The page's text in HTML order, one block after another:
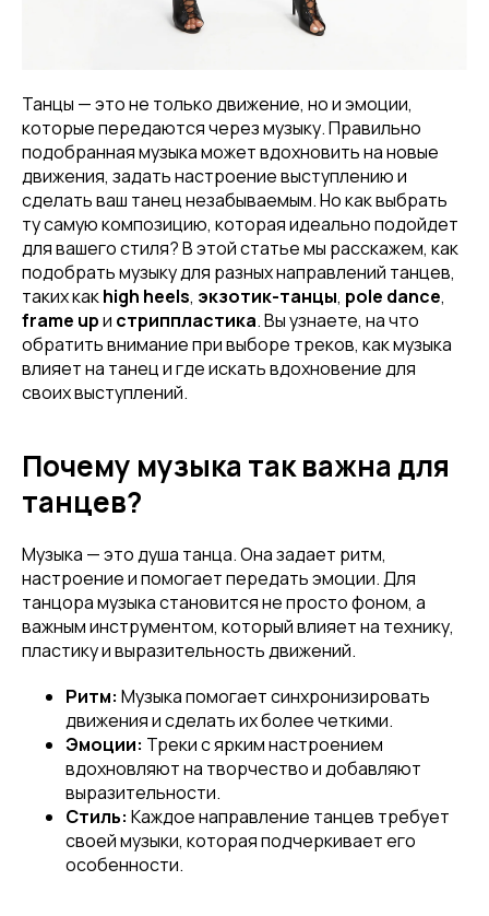
Танцы — это не только движение, но и эмоции,
которые передаются через музыку. Правильно
подобранная музыка может вдохновить на новые
движения, задать настроение выступлению и
сделать ваш танец незабываемым. Но как выбрать
ту самую композицию, которая идеально подойдет
для вашего стиля? В этой статье мы расскажем, как
подобрать музыку для разных направлений танцев,
таких какhigh heels, экзотик-танцы, pole dance,
frame upи стриппластика. Вы узнаете, на что
обратить внимание при выборе треков, как музыка
влияет на танец и где искать вдохновение для
своих выступлений.
Почему музыка так важна для
танцев?
Музыка — это душа танца. Она задает ритм,
настроение и помогает передать эмоции. Для
танцора музыка становится не просто фоном, а
важным инструментом, который влияет на технику,
пластику и выразительность движений.
Ритм: Музыка помогает синхронизировать
движения и сделать их более четкими.
Эмоции: Треки с ярким настроением
вдохновляют на творчество и добавляют
выразительности.
Стиль: Каждое направление танцев требует
своей музыки, которая подчеркивает его
особенности.